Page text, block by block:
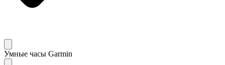
Умные часы Garmin